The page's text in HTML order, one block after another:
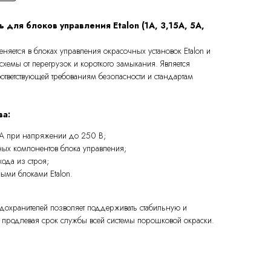
для блоков управления Etalon (1A, 3,15A, 5A,
в блоках управления окрасочных установок Etalon и
от перегрузок и короткого замыкания. Является
требованиям безопасности и стандартам
при напряжении до 250 В;
компонентов блока управления;
из строя;
блоками Etalon.
позволяет поддерживать стабильную и
срок службы всей системы порошковой окраски.